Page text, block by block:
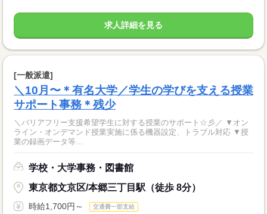
求人詳細を見る
[一般派遣]
＼10月〜＊有名大学／学生の学びを支える授業
サポート事務＊残少
＼バリアフリー支援希望学生に対する授業のサポート☆彡／ ▼オン
ライン・オンデマンド授業実施に係る機器設定、トラブル対応 ▼授
業の録画データ等...
学校・大学事務・図書館
東京都文京区/本郷三丁目駅（徒歩 8分）
時給1,700円～ 交通費一部支給